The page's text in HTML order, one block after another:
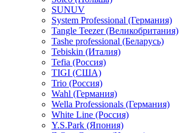
SUNUV
System Professional (Германия)
Tangle Teezer (Великобритания)
Tashe professional (Беларусь)
Tebiskin (Италия)
Tefia (Россия)
TIGI (США)
Trio (Россия)
Wahl (Германия)
Wella Professionals (Германия)
White Line (Россия)
Y.S.Park (Япония)